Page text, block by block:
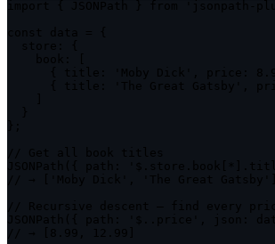
JSONPath({ path:
// Recursive descent — find every